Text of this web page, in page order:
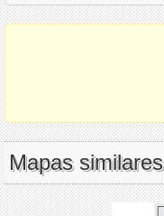
Mapas similares